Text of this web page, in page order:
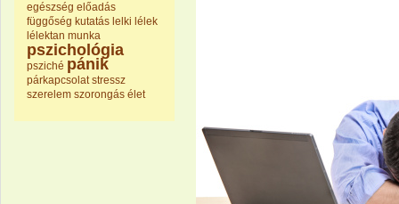
egészség előadás
függőség kutatás lelki lélek
lélektan munka
pszichológia
psziché pánik
párkapcsolat stressz
szerelem szorongás élet